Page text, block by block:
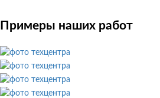
Примеры наших работ